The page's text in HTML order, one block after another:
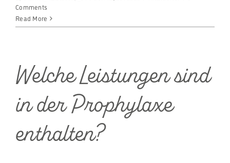
Comments
Read More
Welche Leistungen sind
in der Prophylaxe
enthalten?